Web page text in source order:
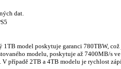
dat.
model poskytuje garanci 780TBW, což
modelu, poskytuje až 7400MB/s
případě 2TB a 4TB modelu je rychlost